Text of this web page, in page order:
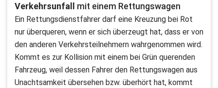
Verkehrsunfall mit einem Rettungswagen
Ein Rettungsdienstfahrer darf eine Kreuzung bei Rot
nur überqueren, wenn er sich überzeugt hat, dass er von
den anderen Verkehrsteilnehmern wahrgenommen wird.
Kommt es zur Kollision mit einem bei Grün querenden
Fahrzeug, weil dessen Fahrer den Rettungswagen aus
Unachtsamkeit übersehen bzw. überhört hat, kommt